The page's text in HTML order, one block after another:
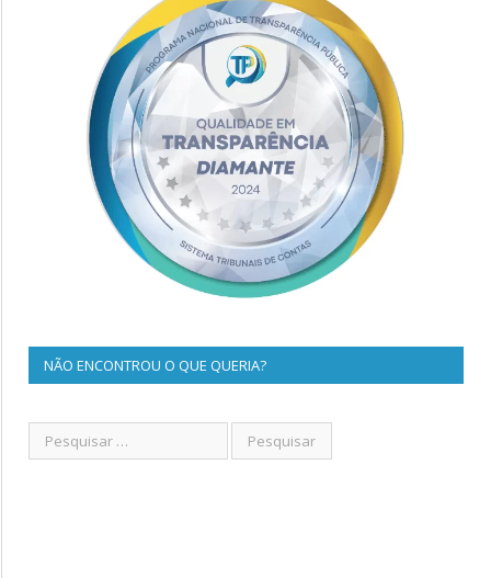
NÃO ENCONTROU O QUE QUERIA?